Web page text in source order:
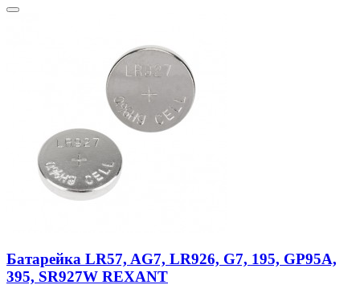
Батарейка LR57, AG7, LR926, G7, 195, GP95A,
395, SR927W REXANT